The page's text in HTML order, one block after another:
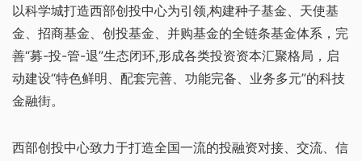
以科学城打造西部创投中心为引领,构建种子基金、天使基
金、招商基金、创投基金、并购基金的全链条基金体系，完
善“募-投-管-退”生态闭环,形成各类投资资本汇聚格局，启
动建设“特色鲜明、配套完善、功能完备、业务多元”的科技
金融街。
西部创投中心致力于打造全国一流的投融资对接、交流、信